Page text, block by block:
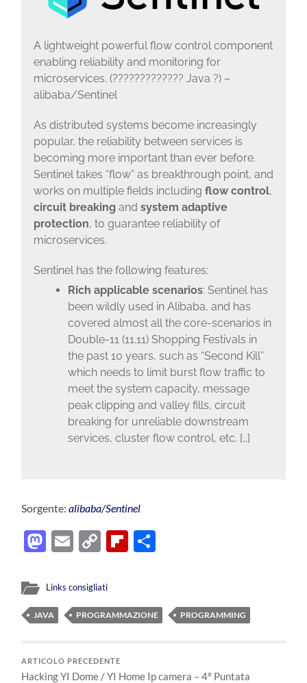
A lightweight powerful flow control component
enabling reliability and monitoring for
microservices. (????????????? Java ?) –
alibaba/Sentinel
As distributed systems become increasingly
popular, the reliability between services is
becoming more important than ever before.
Sentinel takes “flow” as breakthrough point, and
works on multiple fields including flow control,
circuit breakingand system adaptive
protection, to guarantee reliability of
microservices.
Sentinel has the following features:
Rich applicable scenarios: Sentinel has
been wildly used in Alibaba, and has
covered almost all the core-scenarios in
Double-11 (11.11) Shopping Festivals in
the past 10 years, such as “Second Kill”
which needs to limit burst flow traffic to
meet the system capacity, message
peak clipping and valley fills, circuit
breaking for unreliable downstream
services, cluster flow control, etc. […]
Sorgente:alibaba/Sentinel
Mastodon
EmailCopyFlipboard
Links consigliati
JAVA PROGRAMMAZIONE PROGRAMMING
ARTICOLO PRECEDENTE
Hacking YI Dome / YI Home Ip camera – 4° Puntata